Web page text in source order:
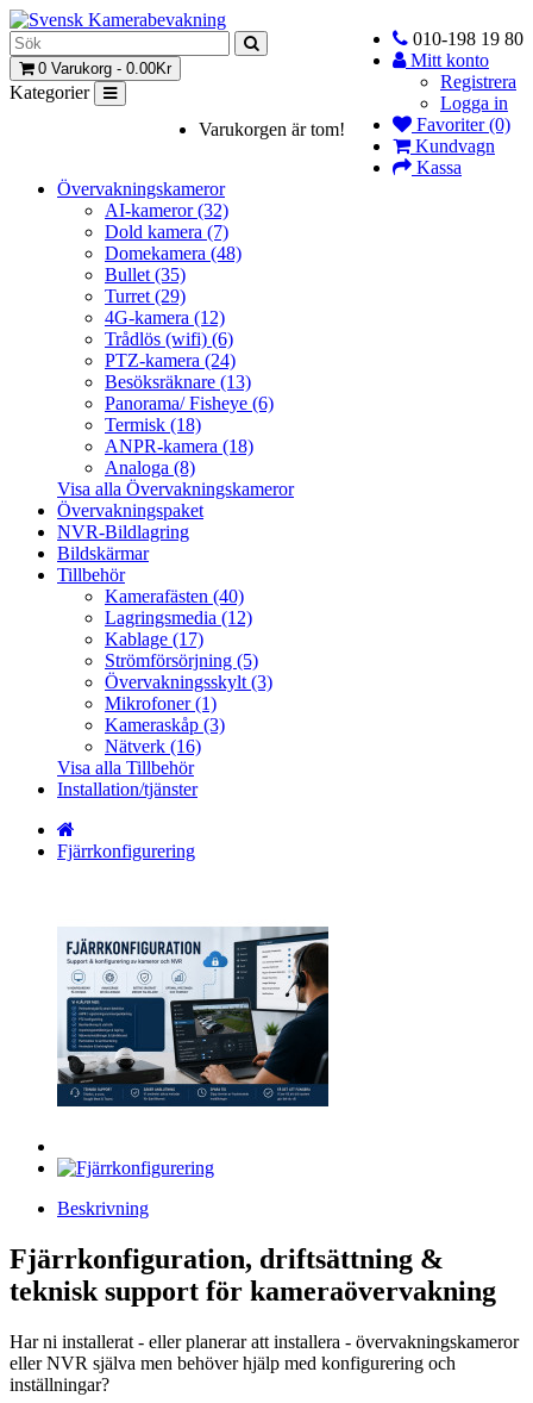
010-198 19 80
Mitt konto
Registrera
Logga in
Favoriter (0)
Kundvagn
Kassa
0 Varukorg - 0.00Kr
Varukorgen är tom!
Kategorier
Övervakningskameror
AI-kameror (32)
Dold kamera (7)
Domekamera (48)
Bullet (35)
Turret (29)
4G-kamera (12)
Trådlös (wifi) (6)
PTZ-kamera (24)
Besöksräknare (13)
Panorama/ Fisheye (6)
Termisk (18)
ANPR-kamera (18)
Analoga (8)
Visa alla Övervakningskameror
Övervakningspaket
NVR-Bildlagring
Bildskärmar
Tillbehör
Kamerafästen (40)
Lagringsmedia (12)
Kablage (17)
Strömförsörjning (5)
Övervakningsskylt (3)
Mikrofoner (1)
Kameraskåp (3)
Nätverk (16)
Visa alla Tillbehör
Installation/tjänster
Fjärrkonfigurering
Beskrivning
Fjärrkonfiguration, driftsättning &
teknisk support för kameraövervakning
Har ni installerat - eller planerar att installera - övervakningskameror
eller NVR själva men behöver hjälp med konfigurering och
inställningar?